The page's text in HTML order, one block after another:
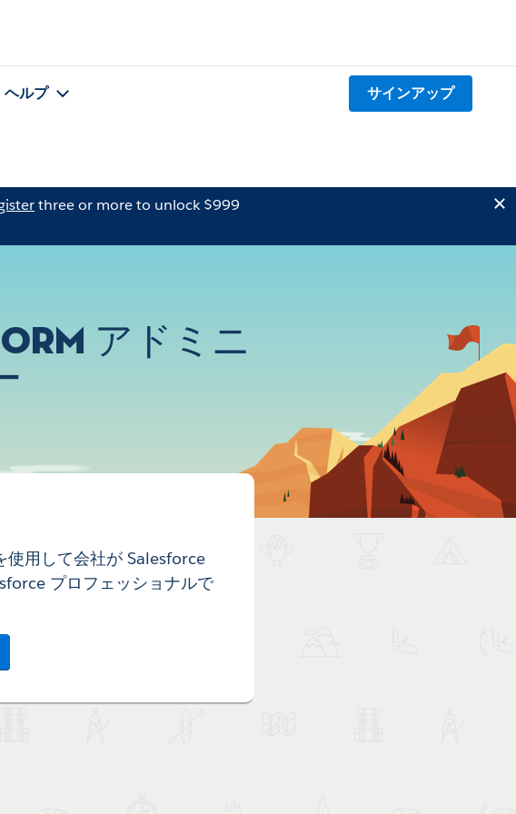
ヘルプ サインアップ
three or more to unlock $999
アドミニ
用して会社が Salesforce
プロフェッショナルで